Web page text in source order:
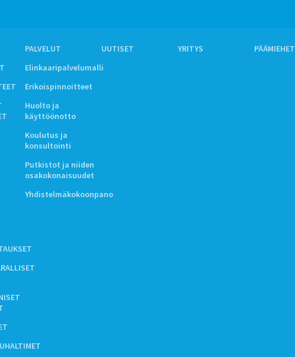
PALVELUT
Elinkaaripalvelumalli
Erikoispinnoitteet
Huolto ja
käyttöönotto
Koulutus ja
konsultointi
Putkistot ja niiden
osakokonaisuudet
Yhdistelmäkokoonpano
UUTISET YRITYS PÄÄMIEHET